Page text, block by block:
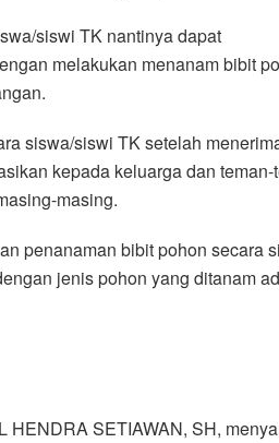
siswi TK nantinya dapat
melakukan menanam bibit
siswa/siswi TK setelah
kepada keluarga dan teman-
masing.
penanaman bibit pohon secara
jenis pohon yang ditanam
HENDRA SETIAWAN, SH,